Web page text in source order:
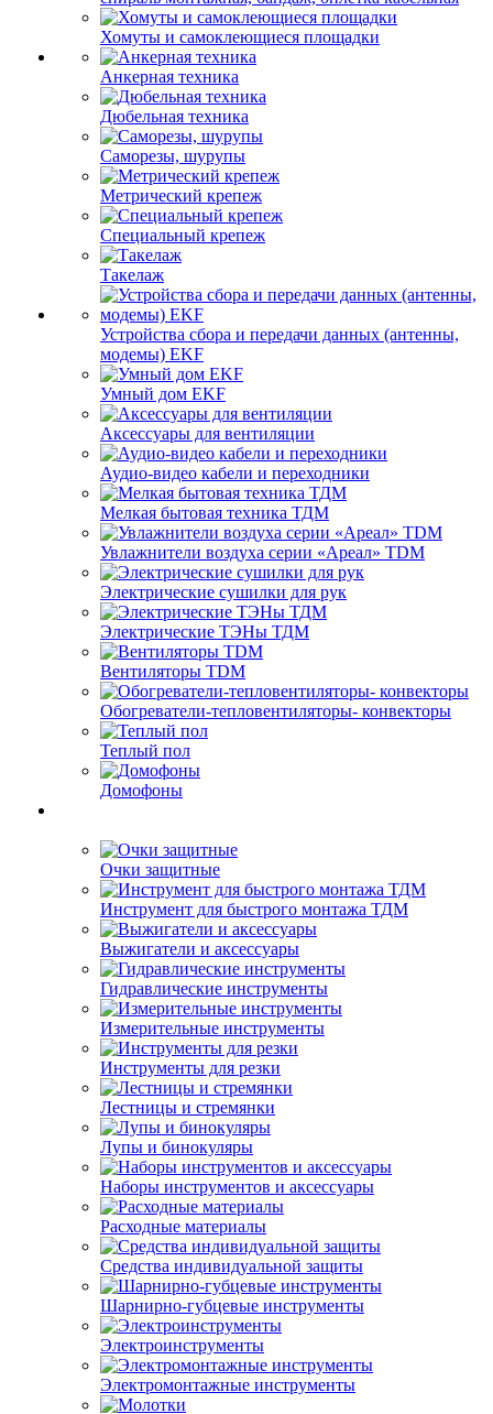
Хомуты и самоклеющиеся площадки
Анкерная техника
Дюбельная техника
Саморезы, шурупы
Метрический крепеж
Специальный крепеж
Такелаж
Устройства сбора и передачи данных (антенны,
модемы) EKF
Умный дом EKF
Аксессуары для вентиляции
Аудио-видео кабели и переходники
Мелкая бытовая техника ТДМ
Увлажнители воздуха серии «Ареал» TDM
Электрические сушилки для рук
Электрические ТЭНы ТДМ
Вентиляторы TDM
Обогреватели-тепловентиляторы- конвекторы
Теплый пол
Домофоны
Очки защитные
Инструмент для быстрого монтажа ТДМ
Выжигатели и аксессуары
Гидравлические инструменты
Измерительные инструменты
Инструменты для резки
Лестницы и стремянки
Лупы и бинокуляры
Наборы инструментов и аксессуары
Расходные материалы
Средства индивидуальной защиты
Шарнирно-губцевые инструменты
Электроинструменты
Электромонтажные инструменты